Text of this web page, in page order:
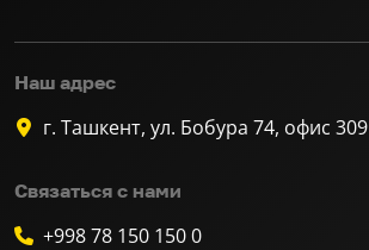
Наш адрес
г. Ташкент, ул. Бобура 74, офис 309
Связаться с нами
+998 78 150 150 0